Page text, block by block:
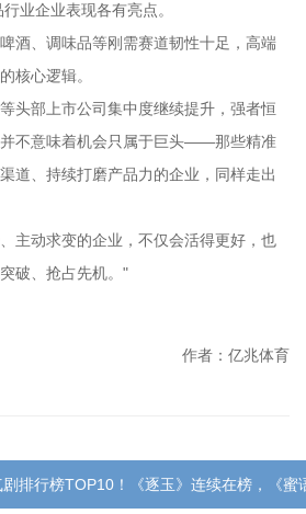
业企业表现各有亮点。
酒、调味品等刚需赛道韧性十足，高端
核心逻辑。
头部上市公司集中度继续提升，强者恒
不意味着机会只属于巨头——那些精准
道、持续打磨产品力的企业，同样走出
主动求变的企业，不仅会活得更好，也
破、抢占先机。"
作者：亿兆体育
排行榜TOP10！《逐玉》连续在榜，《蜜